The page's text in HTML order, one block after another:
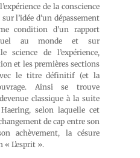
de la conscience
l’idée d’un dépassement
condition d’un rapport
au monde et sur
science de l’expérience,
et les premières sections
le titre définitif (et la
Ainsi se trouve
classique à la suite
selon laquelle cet
de cap entre son
achèvement, la césure
L’esprit ».